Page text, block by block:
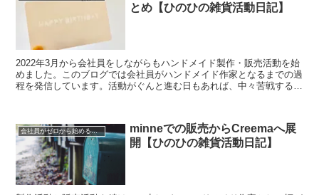
とめ【ひのひの雑貨活動日記】
2022年3月から会社員をしながらもハンドメイド製作・販売活動を始
めました。このブログでは会社員がハンドメイド作家となるまでの過
程を発信しています。活動がぐんと進む日もあれば、中々苦戦する日
会社員がゼロから始めるハンドメイド活動
minneでの販売からCreemaへ展
開【ひのひの雑貨活動日記】